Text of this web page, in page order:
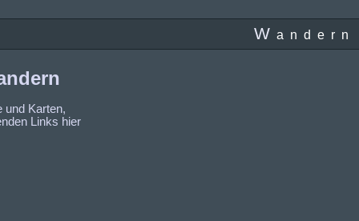
W andern
und Karten,
Links hier